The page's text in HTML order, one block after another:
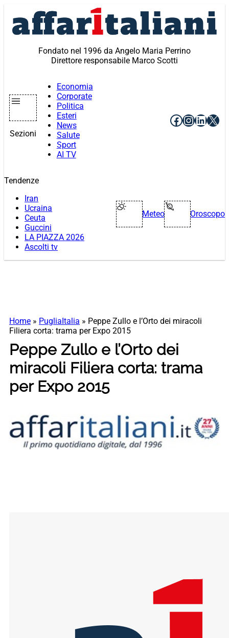
contenuto
Fondato nel 1996 da Angelo Maria Perrino
Direttore responsabile Marco Scotti
Sezioni
Economia
Corporate
Politica
Esteri
News
Salute
Sport
AI TV
Facebook
X
Tendenze
Iran
Ucraina
Ceuta
Guccini
LA PIAZZA 2026
Ascolti tv
Meteo Oroscopo
Home » PugliaItalia » Peppe Zullo e l’Orto dei miracoli
Filiera corta: trama per Expo 2015
Peppe Zullo e l’Orto dei
miracoli Filiera corta: trama
per Expo 2015